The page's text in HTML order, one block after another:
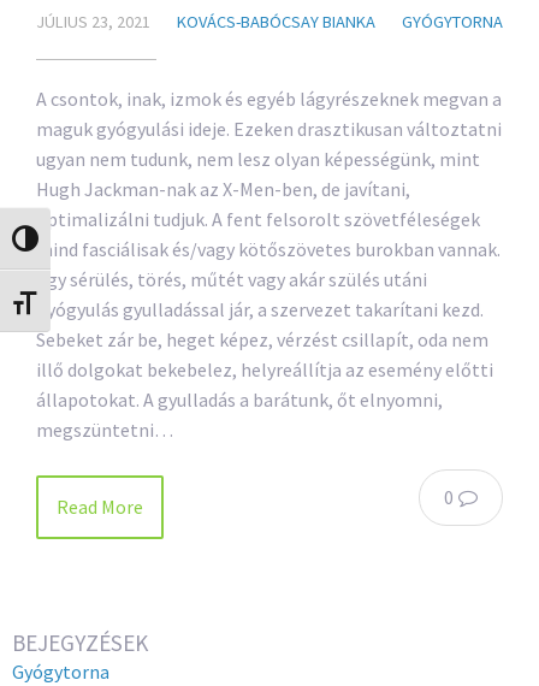
Nagy kontraszt váltása
Betűméret váltása
JÚLIUS 23, 2021 KOVÁCS-BABÓCSAY BIANKA GYÓGYTORNA
A csontok, inak, izmok és egyéb lágyrészeknek megvan a
maguk gyógyulási ideje. Ezeken drasztikusan változtatni
ugyan nem tudunk, nem lesz olyan képességünk, mint
Hugh Jackman-nak az X-Men-ben, de javítani,
optimalizálni tudjuk. A fent felsorolt szövetféleségek
mind fasciálisak és/vagy kötőszövetes burokban vannak.
Egy sérülés, törés, műtét vagy akár szülés utáni
gyógyulás gyulladással jár, a szervezet takarítani kezd.
Sebeket zár be, heget képez, vérzést csillapít, oda nem
illő dolgokat bekebelez, helyreállítja az esemény előtti
állapotokat. A gyulladás a barátunk, őt elnyomni,
megszüntetni…
0
Read More
BEJEGYZÉSEK
Gyógytorna